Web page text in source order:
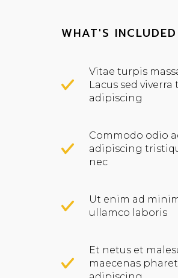
WHAT'S INCLUDED
Vitae turpis
Lacus sed
adipiscing
Commodo odio
adipiscing
nec
Ut enim ad
ullamco laboris
Et netus et
maecenas